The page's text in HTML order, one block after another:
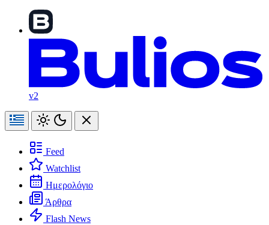
v2
Feed
Watchlist
Ημερολόγιο
Άρθρα
Flash News